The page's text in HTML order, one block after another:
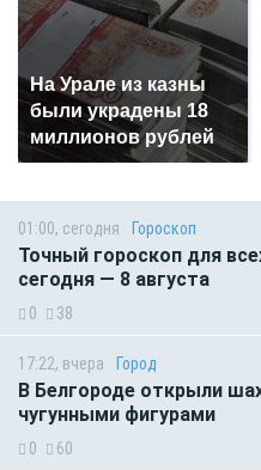
На Урале из казны
были украдены 18
миллионов рублей
01:00, сегодня Гороскоп
Точный гороскоп для
сегодня — 8 августа
0 38
17:22, вчера Город
В Белгороде открыли
чугунными фигурами
0 60